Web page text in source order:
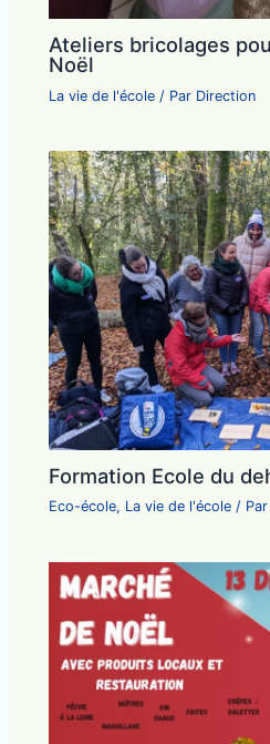
Ateliers bricolages
Noël
La vie de l'école / Par Direction
Formation Ecole du
Eco-école, La vie de l'école / Par